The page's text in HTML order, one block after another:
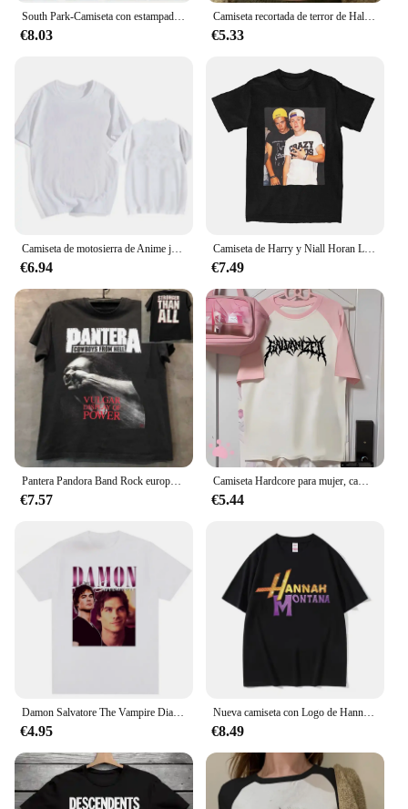
€8.03
Camiseta recortada de terror de Halloween para mujer, Tops cortos de Coralina Y2k, camiseta gótica Vintage, camiseta gráfica de moda, ropa de calle
€5.33
€6.94
Camiseta de Harry y Niall Horan Love On Tour para hombres y mujeres, camisetas locas de algodón, camisetas de cuello redondo, ropa de manga corta, Tops de verano
€7.49
€7.57
Camiseta Hardcore para mujer, camisetas de mezcla, ropa de calle japonesa, ropa de diseñador
€5.44
Damon Salvatore The Vampire Diaries crónicas Vampiricas camiseta mujer camiseta 90s Cool hombres camiseta ropa de calle Tops femeninos
€4.95
Nueva camiseta con Logo de Hannah Montana para hombre y mujer, pantalón corto informal de verano, camiseta de manga Unisex, camiseta de tendencia estética a la moda, ropa de calle
€8.49